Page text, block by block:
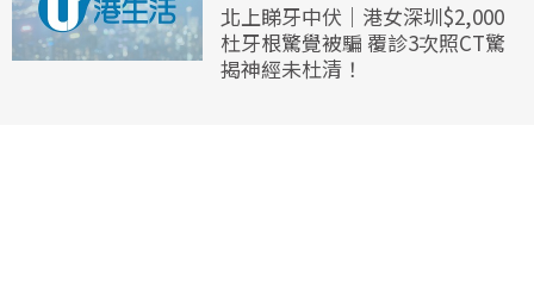
北上睇牙中伏｜港女深圳$2,000
杜牙根驚覺被騙 覆診3次照CT驚
揭神經未杜清！